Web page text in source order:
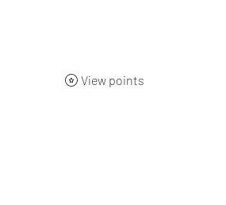
Qui sommes-nous ?View points